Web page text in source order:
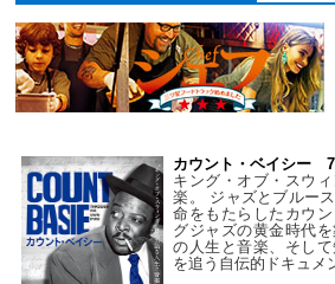
カウント・ベイシー
キング・オブ・スウ
楽。 ジャズとブルー
命をもたらしたカウ
グジャズの黄金時代
の人生と音楽、そし
を追う自伝的ドキュメ